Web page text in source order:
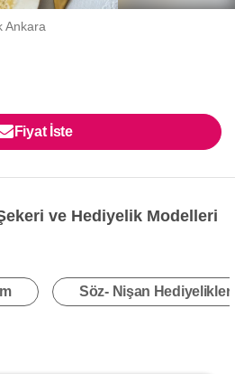
Ankara
Fiyat İste
ve Hediyelik Modelleri
Söz- Nişan Hediyelikleri